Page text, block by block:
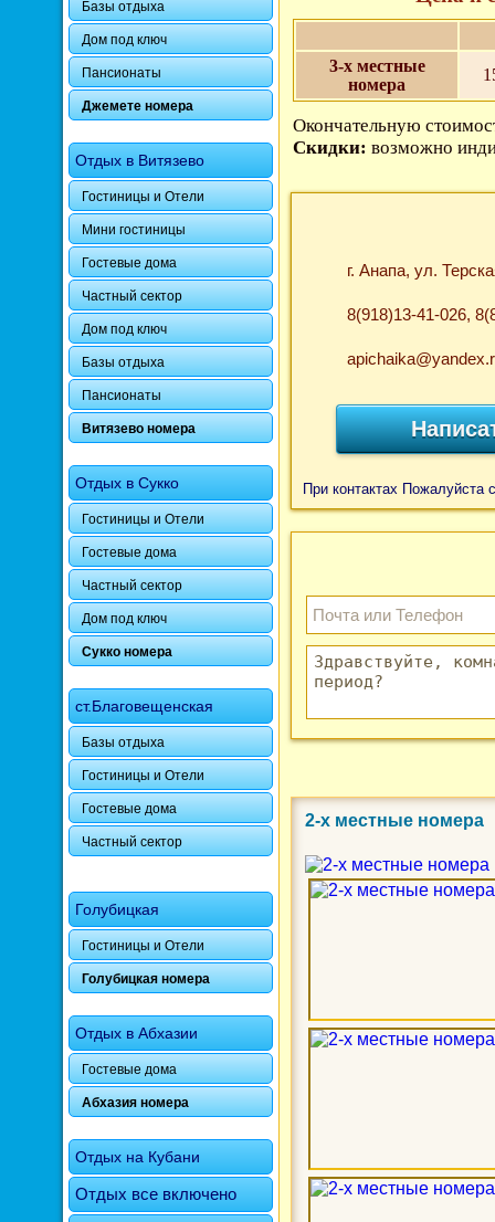
Базы отдыха
Дом под ключ
Пансионаты
Джемете номера
Отдых в Витязево
Гостиницы и Отели
Мини гостиницы
Гостевые дома
Частный сектор
Дом под ключ
Базы отдыха
Пансионаты
Витязево номера
Отдых в Сукко
Гостиницы и Отели
Гостевые дома
Частный сектор
Дом под ключ
Сукко номера
ст.Благовещенская
Базы отдыха
Гостиницы и Отели
Гостевые дома
Частный сектор
Голубицкая
Гостиницы и Отели
Голубицкая номера
Отдых в Абхазии
Гостевые дома
Абхазия номера
Отдых на Кубани
Отдых все включено
3-х местные
номера
Окончательную
Скидки: возможно
г. Анапа, ул.
8(918)13-41-026,
При контактах Пожалуйста
2-х местные номера